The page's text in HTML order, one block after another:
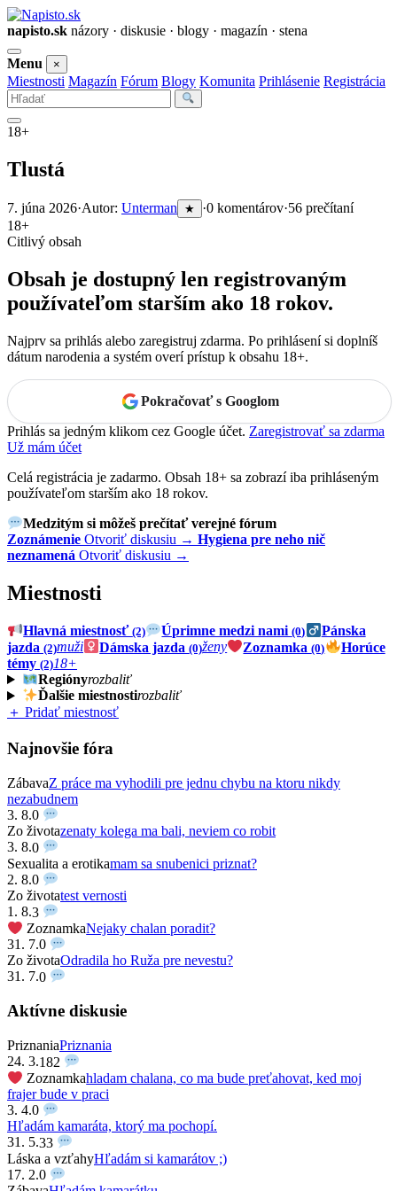
napisto.sk názory · diskusie · blogy · magazín · stena
Otvoriť
menu
Menu ×
Miestnosti Magazín Fórum Blogy Komunita Prihlásenie Registrácia
Vyhľadať
18+
Tlustá
7. júna 2026·Autor: Unterman ★ ·0 komentárov·56 prečítaní
18+
Citlivý obsah
Obsah je dostupný len registrovaným
používateľom starším ako 18 rokov.
Najprv sa prihlás alebo zaregistruj zdarma. Po prihlásení si doplníš
dátum narodenia a systém overí prístup k obsahu 18+.
Pokračovať s Googlom
Prihlás sa jedným klikom cez Google účet. Zaregistrovať sa zdarma
Už mám účet
Celá registrácia je zadarmo. Obsah 18+ sa zobrazí iba prihláseným
používateľom starším ako 18 rokov.
Medzitým si môžeš prečítať verejné fórum
Zoznámenie Otvoriť diskusiu → Hygiena pre neho nič
neznamená Otvoriť diskusiu →
Miestnosti
Hlavná miestnosť(2) Úprimne medzi nami(0)
Pánska
jazda (2)muži Dámska jazda(0)ženy Zoznamka(0)
Horúce
témy (2)18+
Regiónyrozbaliť
Ďalšie miestnostirozbaliť
＋ Pridať miestnosť
Najnovšie fóra
ZábavaZ práce ma vyhodili pre jednu chybu na ktoru nikdy
nezabudnem
3. 8.0
Zo životazenaty kolega ma bali, neviem co robit
3. 8.0
Sexualita a erotikamam sa snubenici priznat?
2. 8.0
Zo životatest vernosti
1. 8.3
ZoznamkaNejaky chalan poradit?
31. 7.0
Zo životaOdradila ho Ruža pre nevestu?
31. 7.0
Aktívne diskusie
PriznaniaPriznania
24. 3.182
Zoznamkahladam chalana, co ma bude preťahovat, ked moj
frajer bude v praci
3. 4.0
Hľadám kamaráta, ktorý ma pochopí.
31. 5.33
Láska a vzťahyHľadám si kamarátov ;)
17. 2.0